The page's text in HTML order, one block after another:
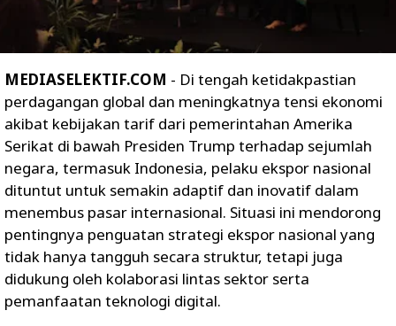
MEDIASELEKTIF.COM - Di tengah ketidakpastian
perdagangan global dan meningkatnya tensi ekonomi
akibat kebijakan tarif dari pemerintahan Amerika
Serikat di bawah Presiden Trump terhadap sejumlah
negara, termasuk Indonesia, pelaku ekspor nasional
dituntut untuk semakin adaptif dan inovatif dalam
menembus pasar internasional. Situasi ini mendorong
pentingnya penguatan strategi ekspor nasional yang
tidak hanya tangguh secara struktur, tetapi juga
didukung oleh kolaborasi lintas sektor serta
pemanfaatan teknologi digital.